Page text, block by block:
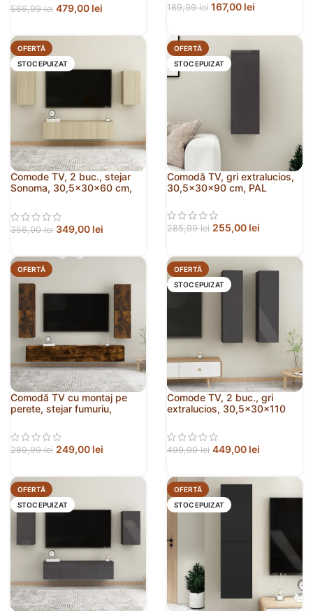
566,99lei 479,00 lei 189,99lei 167,00 lei
OFERTĂ
STOC EPUIZAT
Comode TV, 2 buc., stejar
Sonoma, 30,5x30x60 cm,
356,00lei 349,00 lei
OFERTĂ
STOC EPUIZAT
Comodă TV, gri extralucios,
30,5x30x90 cm, PAL
285,99lei 255,00 lei
OFERTĂ
Comodă TV cu montaj pe
perete, stejar fumuriu,
289,99lei 249,00 lei
OFERTĂ
STOC EPUIZAT
Comode TV, 2 buc., gri
extralucios, 30,5x30x110
499,99lei 449,00 lei
OFERTĂ
STOC EPUIZAT
OFERTĂ
STOC EPUIZAT